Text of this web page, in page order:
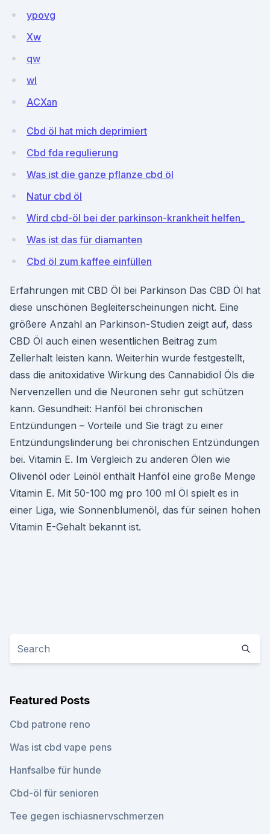
ypovg
Xw
qw
wl
ACXan
Cbd öl hat mich deprimiert
Cbd fda regulierung
Was ist die ganze pflanze cbd öl
Natur cbd öl
Wird cbd-öl bei der parkinson-krankheit helfen_
Was ist das für diamanten
Cbd öl zum kaffee einfüllen
Erfahrungen mit CBD Öl bei Parkinson Das CBD Öl hat
diese unschönen Begleiterscheinungen nicht. Eine
größere Anzahl an Parkinson-Studien zeigt auf, dass
CBD Öl auch einen wesentlichen Beitrag zum
Zellerhalt leisten kann. Weiterhin wurde festgestellt,
dass die anitoxidative Wirkung des Cannabidiol Öls die
Nervenzellen und die Neuronen sehr gut schützen
kann. Gesundheit: Hanföl bei chronischen
Entzündungen – Vorteile und Sie trägt zu einer
Entzündungslinderung bei chronischen Entzündungen
bei. Vitamin E. Im Vergleich zu anderen Ölen wie
Olivenöl oder Leinöl enthält Hanföl eine große Menge
Vitamin E. Mit 50-100 mg pro 100 ml Öl spielt es in
einer Liga, wie Sonnenblumenöl, das für seinen hohen
Vitamin E-Gehalt bekannt ist.
Featured Posts
Cbd patrone reno
Was ist cbd vape pens
Hanfsalbe für hunde
Cbd-öl für senioren
Tee gegen ischiasnervschmerzen